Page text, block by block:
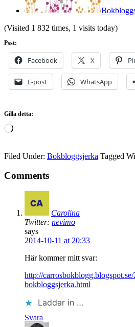
(Visited 1 832 times, 1 visits today)
Psst:
Facebook X
E-post WhatsApp
Gilla detta:
Laddar
Filed Under: Bokbloggsjerka Tagged
Comments
Carolina
Twitter: nevimo
says
2014-10-11 at 20:33
Här kommer mitt svar:
http://
bokbloggsjerka.html
Laddar in …
Svara